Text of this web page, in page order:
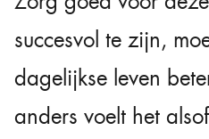
succesvol te zijn,
dagelijkse leven
anders voelt het